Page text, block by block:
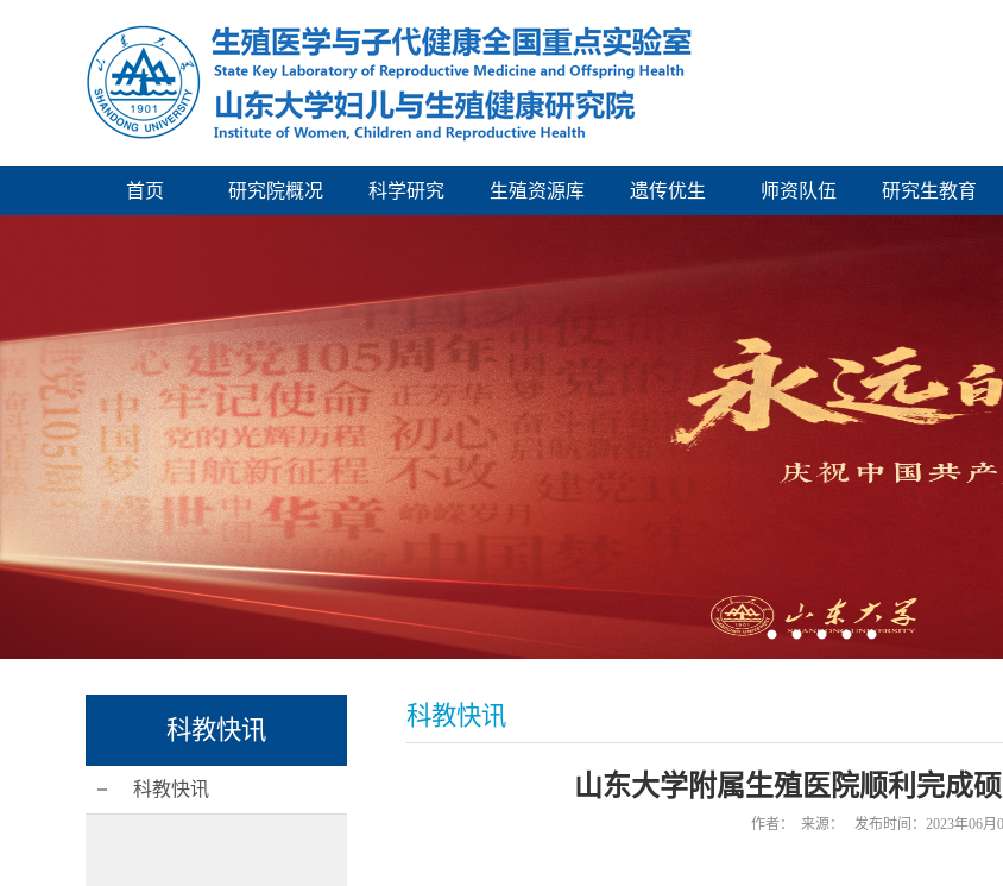
首页 研究院概况 科学研究 生殖资源库 遗传优生 师资队伍 研究生教育
科教快讯
科教快讯
科教快讯
山东大学附属生殖医院顺利完成
作者： 来源： 发布时间：2023年06月